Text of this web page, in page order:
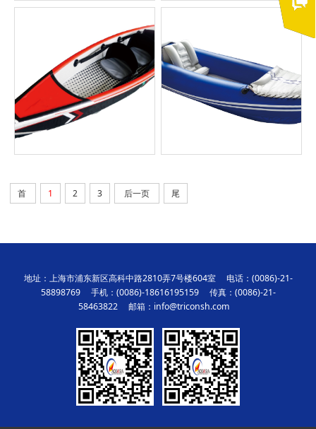
首 1 2 3 后一页 尾
地址：上海市浦东新区高科中路2810弄7号楼604室 电话：(0086)-21-
58898769 手机：(0086)-18616195159 传真：(0086)-21-
58463822 邮箱：info@triconsh.com